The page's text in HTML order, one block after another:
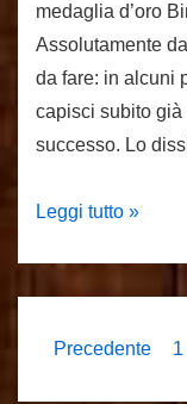
medaglia d’oro
Assolutamente
da fare: in alcuni
capisci subito già
successo. Lo
Pork’n’Roll
Leggi tutto »
Precedente 1